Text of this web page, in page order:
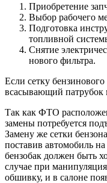
Приобретение
Выбор рабочего
Подготовка
топливной
Снятие
нового фильтра.
Если сетку
всасывающий патрубок
Так как ФТО
замены потребуется
Замену же сетки
поставив автомобиль
бензобак должен быть
случае при
обшивку, и в салоне